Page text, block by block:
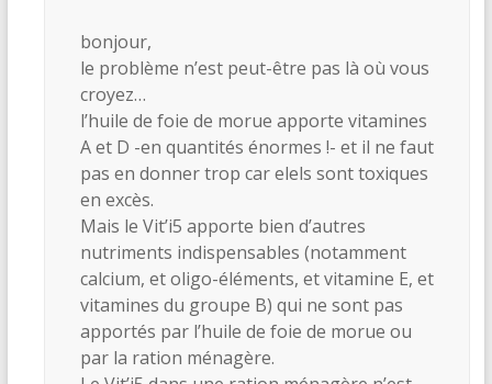
bonjour,
le problème n’est peut-être pas là où vous
croyez…
l’huile de foie de morue apporte vitamines
A et D -en quantités énormes !- et il ne faut
pas en donner trop car elels sont toxiques
en excès.
Mais le Vit’i5 apporte bien d’autres
nutriments indispensables (notamment
calcium, et oligo-éléments, et vitamine E, et
vitamines du groupe B) qui ne sont pas
apportés par l’huile de foie de morue ou
par la ration ménagère.